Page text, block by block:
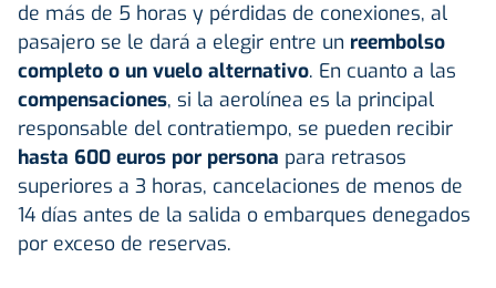
de más de 5 horas y pérdidas de conexiones, al
pasajero se le dará a elegir entre un reembolso
completo o un vuelo alternativo. En cuanto a las
compensaciones, si la aerolínea es la principal
responsable del contratiempo, se pueden recibir
hasta 600 euros por persona para retrasos
superiores a 3 horas, cancelaciones de menos de
14 días antes de la salida o embarques denegados
por exceso de reservas.